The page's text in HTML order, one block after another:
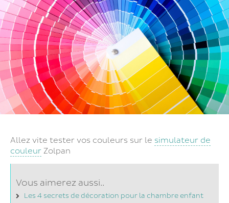
Allez vite tester vos couleurs sur le simulateur de
couleur Zolpan
Vous aimerez aussi..
Les 4 secrets de décoration pour la chambre enfant